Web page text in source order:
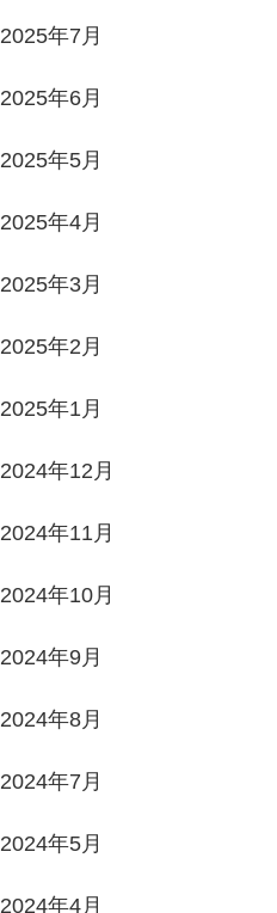
2025年7月
2025年6月
2025年5月
2025年4月
2025年3月
2025年2月
2025年1月
2024年12月
2024年11月
2024年10月
2024年9月
2024年8月
2024年7月
2024年5月
2024年4月